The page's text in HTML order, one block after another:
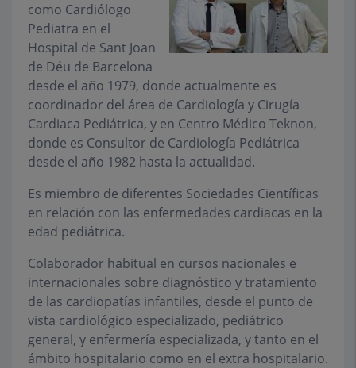
como Cardiólogo
Pediatra en el
Hospital de Sant Joan
de Déu de Barcelona
desde el año 1979, donde actualmente es
coordinador del área de Cardiología y Cirugía
Cardiaca Pediátrica, y en Centro Médico Teknon,
donde es Consultor de Cardiología Pediátrica
desde el año 1982 hasta la actualidad.
Es miembro de diferentes Sociedades Científicas
en relación con las enfermedades cardiacas en la
edad pediátrica.
Colaborador habitual en cursos nacionales e
internacionales sobre diagnóstico y tratamiento
de las cardiopatías infantiles, desde el punto de
vista cardiológico especializado, pediátrico
general, y enfermería especializada, y tanto en el
ámbito hospitalario como en el extra hospitalario.